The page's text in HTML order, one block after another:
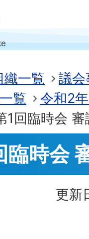
織一覧
議会
覧
令和2
1回臨時会 審
臨時会
更新